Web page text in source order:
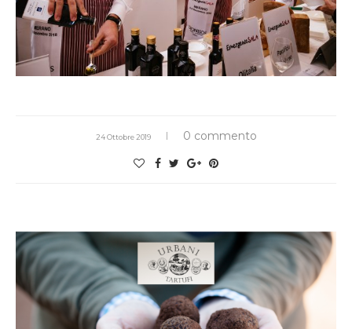
24 Ottobre 2019 0 commento